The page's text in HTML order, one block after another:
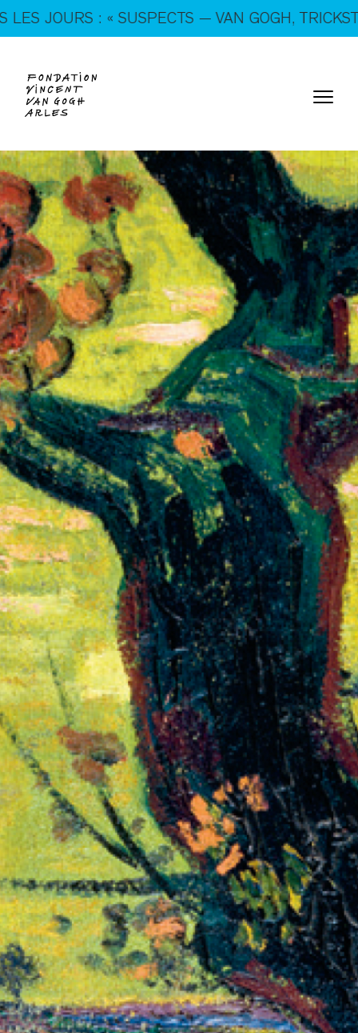
En ce moment, tous les jours : « SUSPECTS — VAN
GOGH, TRICKSTERS & CO. »
« SUSPECTS — VAN GOGH, TRICKSTERS & CO. »